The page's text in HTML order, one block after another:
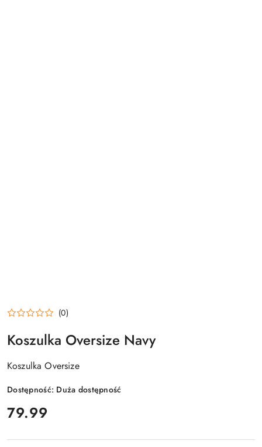
(0)
Koszulka Oversize Navy
Koszulka Oversize
Dostępność: Duża dostępność
cena:
79.99